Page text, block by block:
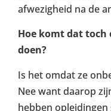
afwezigheid na de
Hoe komt dat toch
doen?
Is het omdat ze
Nee want daarop
hebben opleidingen